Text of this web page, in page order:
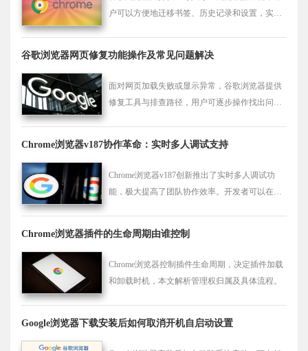
户可以方便地迁移书签、历史记录和设置，实现
谷歌浏览器网页修复功能操作及常见问题解决
面对网页加载失败或显示异常，谷歌浏览器提供
修复工具与排查路径，用户可逐步操作找出问题
Chrome浏览器v187协作革命：实时多人调试支持
Chrome浏览器v187创新推出了实时多人调试功
能，极大提高了团队协作效率。开发者可以在浏
效、更互动的工作方式，推动了协作开发的新潮
Chrome浏览器插件的生命周期由谁控制
Chrome浏览器控制插件生命周期，决定插件加载
和卸载时机，本文解析管理权归属及具体流程。
Google浏览器下载安装后如何取消开机自启动设置